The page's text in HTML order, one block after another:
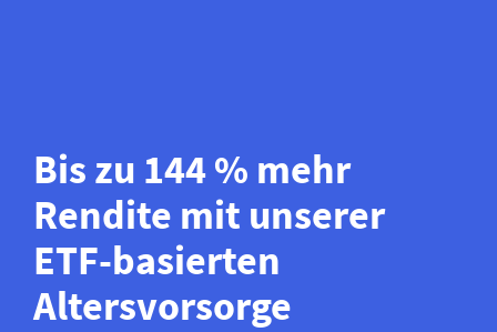
Bis zu 144 % mehr
Rendite mit unserer
ETF-basierten
Altersvorsorge